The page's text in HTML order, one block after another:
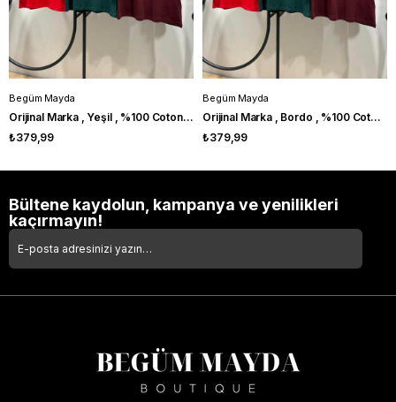
Begüm Mayda
Orijinal Marka , Yeşil , %100 Coton , V Yaka Tshirt
₺379,99
Begüm Mayda
Orijinal Marka , Bordo , %100 Coton , V Yaka Tshirt
₺379,99
Bültene kaydolun, kampanya ve yenilikleri
kaçırmayın!